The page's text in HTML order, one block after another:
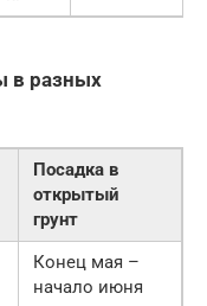
в разных
Посадка в
открытый
грунт
Конец мая –
начало июня